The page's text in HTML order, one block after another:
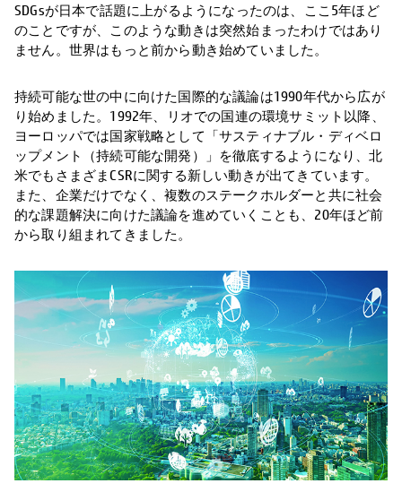
SDGsが日本で話題に上がるようになったのは、ここ5年ほど
のことですが、このような動きは突然始まったわけではあり
ません。世界はもっと前から動き始めていました。
持続可能な世の中に向けた国際的な議論は1990年代から広が
り始めました。1992年、リオでの国連の環境サミット以降、
ヨーロッパでは国家戦略として「サスティナブル・ディベロ
ップメント（持続可能な開発）」を徹底するようになり、北
米でもさまざまCSRに関する新しい動きが出てきています。
また、企業だけでなく、複数のステークホルダーと共に社会
的な課題解決に向けた議論を進めていくことも、20年ほど前
から取り組まれてきました。